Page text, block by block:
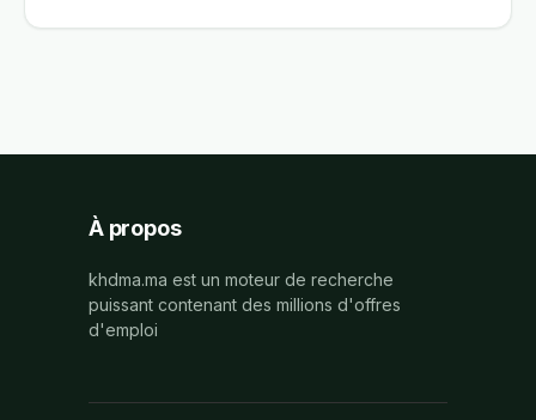
À propos
khdma.ma est un moteur de recherche
puissant contenant des millions d'offres
d'emploi